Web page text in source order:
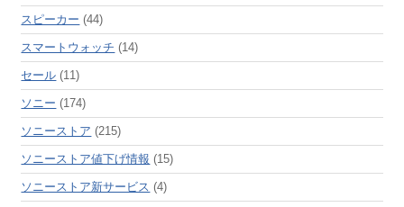
スピーカー (44)
スマートウォッチ (14)
セール (11)
ソニー (174)
ソニーストア (215)
ソニーストア値下げ情報 (15)
ソニーストア新サービス (4)